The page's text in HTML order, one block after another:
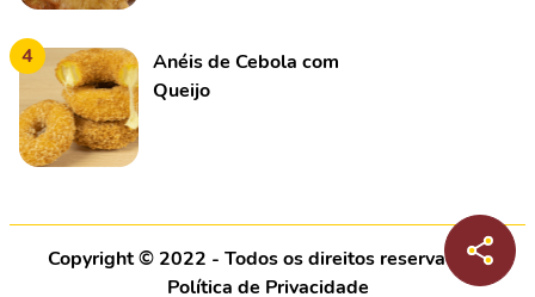
4
Anéis de Cebola com
Queijo
Copyright © 2022 - Todos os direitos reservados |
Política de Privacidade